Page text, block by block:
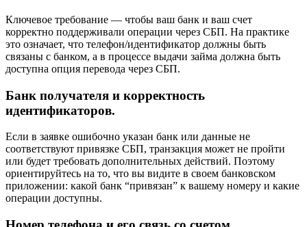
Ключевое требование — чтобы ваш банк и ваш счет
корректно поддерживали операции через СБП. На практике
это означает, что телефон/идентификатор должны быть
связаны с банком, а в процессе выдачи займа должна быть
доступна опция перевода через СБП.
Банк получателя и корректность
идентификаторов.
Если в заявке ошибочно указан банк или данные не
соответствуют привязке СБП, транзакция может не пройти
или будет требовать дополнительных действий. Поэтому
ориентируйтесь на то, что вы видите в своем банковском
приложении: какой банк “привязан” к вашему номеру и какие
операции доступны.